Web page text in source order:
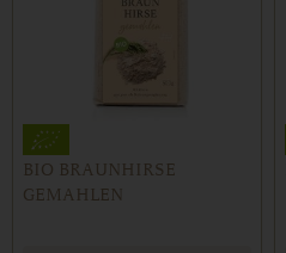
BIO BRAUNHIRSE
GEMAHLEN